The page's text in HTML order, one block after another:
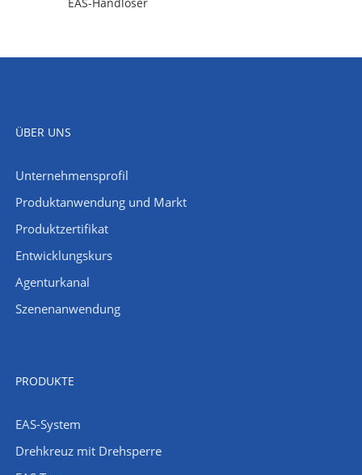
ÜBER UNS
Unternehmensprofil
​Produktanwendung und Markt
Produktzertifikat
Entwicklungskurs
Agenturkanal
Szenenanwendung
PRODUKTE
EAS-System
Drehkreuz mit Drehsperre